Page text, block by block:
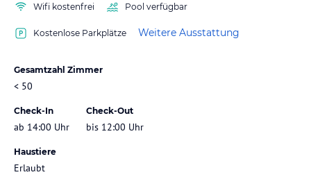
Wifi kostenfrei Pool verfügbar
Kostenlose Parkplätze Weitere Ausstattung
Gesamtzahl Zimmer
< 50
Check-In
ab 14:00 Uhr
Check-Out
bis 12:00 Uhr
Haustiere
Erlaubt